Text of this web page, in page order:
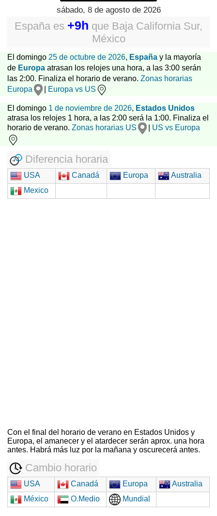
sábado, 8 de agosto de 2026
España es +9h que Baja California Sur,
México
El domingo 25 de octubre de 2026, España y la mayoría
de Europa atrasan los relojes una hora, a las 3:00 serán
las 2:00. Finaliza el horario de verano. Zonas horarias
Europa
Europa vs US
El domingo 1 de noviembre de 2026, Estados Unidos
atrasa los relojes 1 hora, a las 2:00 será la 1:00. Finaliza el
horario de verano. Zonas horarias US US vs Europa
Diferencia horaria
USA Canadá Europa
Australia
Mexico
Con el final del horario de verano en Estados Unidos y
Europa, el amanecer y el atardecer serán aprox. una hora
antes. Habrá más luz por la mañana y oscurecerá antes.
Cambio horario
USA Canadá Europa
Australia
México
O.Medio Mundial